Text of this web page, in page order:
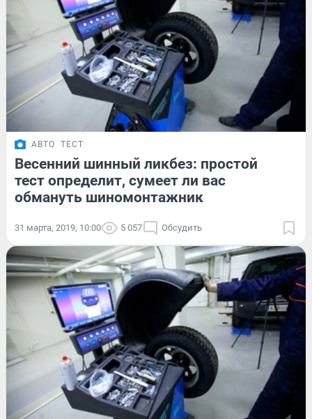
АВТО ТЕСТ
Весенний шинный ликбез: простой
тест определит, сумеет ли вас
обмануть шиномонтажник
31 марта, 2019, 10:00 5 057 Обсудить